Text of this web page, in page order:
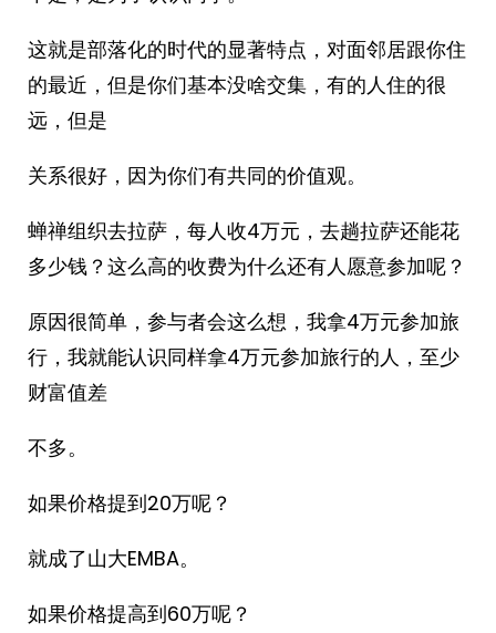
这就是部落化的时代的显著特点，对面邻居跟你住
的最近，但是你们基本没啥交集，有的人住的很
远，但是
关系很好，因为你们有共同的价值观。
蝉禅组织去拉萨，每人收4万元，去趟拉萨还能花
多少钱？这么高的收费为什么还有人愿意参加呢？
原因很简单，参与者会这么想，我拿4万元参加旅
行，我就能认识同样拿4万元参加旅行的人，至少
财富值差
不多。
如果价格提到20万呢？
就成了山大EMBA。
如果价格提高到60万呢？